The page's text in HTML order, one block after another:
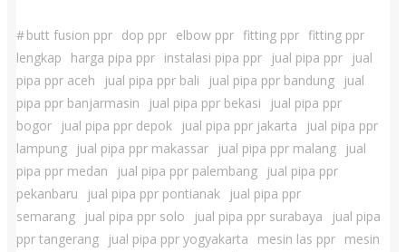
#butt fusion ppr dop ppr elbow ppr fitting ppr fitting ppr
lengkap
harga pipa ppr instalasi pipa ppr jual pipa ppr
jual
pipa ppr aceh
jual pipa ppr bali jual pipa ppr bandung
jual
pipa ppr banjarmasin
jual pipa ppr bekasi
jual pipa ppr
bogor
jual pipa ppr depok jual pipa ppr jakarta
jual pipa ppr
lampung
jual pipa ppr makassar jual pipa ppr malang
jual
pipa ppr medan
jual pipa ppr palembang
jual pipa ppr
pekanbaru
jual pipa ppr pontianak
jual pipa ppr
semarang
jual pipa ppr solo jual pipa ppr surabaya
jual pipa
ppr tangerang
jual pipa ppr yogyakarta mesin las ppr mesin